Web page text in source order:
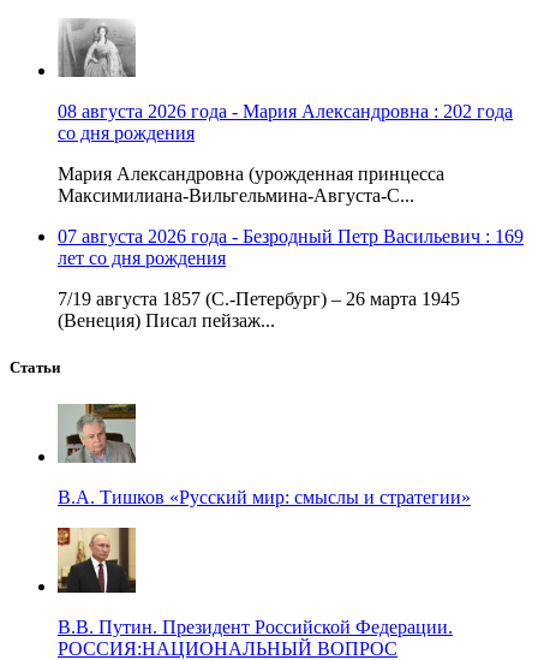
08 августа 2026 года - Мария Александровна : 202 года
со дня рождения
Мария Александровна (урожденная принцесса
Максимилиана-Вильгельмина-Августа-С...
07 августа 2026 года - Безродный Петр Васильевич : 169
лет со дня рождения
7/19 августа 1857 (С.-Петербург) – 26 марта 1945
(Венеция) Писал пейзаж...
Статьи
В.А. Тишков «Русский мир: смыслы и стратегии»
В.В. Путин. Президент Российской Федерации.
РОССИЯ:НАЦИОНАЛЬНЫЙ ВОПРОС